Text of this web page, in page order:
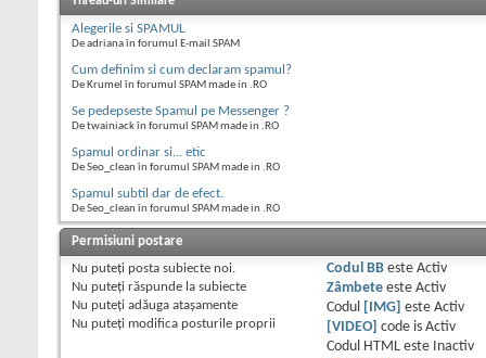
Alegerile si SPAMUL
De adriana în forumul E-mail SPAM
Cum definim si cum declaram spamul?
De Krumel în forumul SPAM made in .RO
Se pedepseste Spamul pe Messenger ?
De twainiack în forumul SPAM made in .RO
Spamul ordinar si... etic
De Seo_clean în forumul SPAM made in .RO
Spamul subtil dar de efect.
De Seo_clean în forumul SPAM made in .RO
Permisiuni postare
Nu puteţi posta subiecte noi.
Nu puteţi răspunde la subiecte
Nu puteţi adăuga ataşamente
Nu puteţi modifica posturile proprii
Codul BBeste Activ
Zâmbeteeste Activ
Codul
[IMG] este Activ
[VIDEO]
code is Activ
Codul HTML este
Inactiv